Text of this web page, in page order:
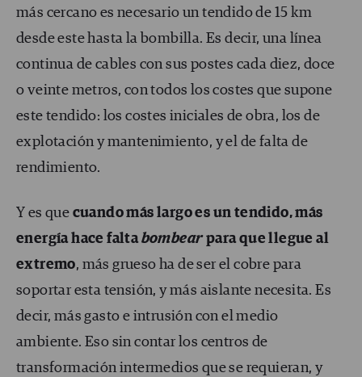
más cercano es necesario un tendido de 15 km
desde este hasta la bombilla. Es decir, una línea
continua de cables con sus postes cada diez, doce
o veinte metros, con todos los costes que supone
este tendido: los costes iniciales de obra, los de
explotación y mantenimiento, y el de falta de
rendimiento.
Y es que cuando más largo es un tendido, más
energía hace faltabombearpara que llegue al
extremo, más grueso ha de ser el cobre para
soportar esta tensión, y más aislante necesita. Es
decir, más gasto e intrusión con el medio
ambiente. Eso sin contar los centros de
transformación intermedios que se requieran, y